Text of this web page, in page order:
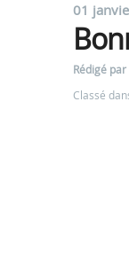
01
Rédigé
Classé